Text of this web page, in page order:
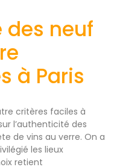
des neuf
à Paris
critères faciles à
l’authenticité des
de vins au verre. On a
les lieux
retient